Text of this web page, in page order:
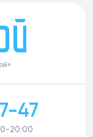
47
20:00